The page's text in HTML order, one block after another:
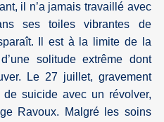
il n’a jamais travaillé avec
ses toiles vibrantes de
Il est à la limite de la
solitude extrême dont
Le 27 juillet, gravement
suicide avec un révolver,
Ravoux. Malgré les soins